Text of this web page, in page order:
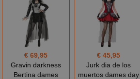
€ 69,95
Gravin darkness
Bertina dames
€ 45,95
Jurk dia de los
muertos dames day